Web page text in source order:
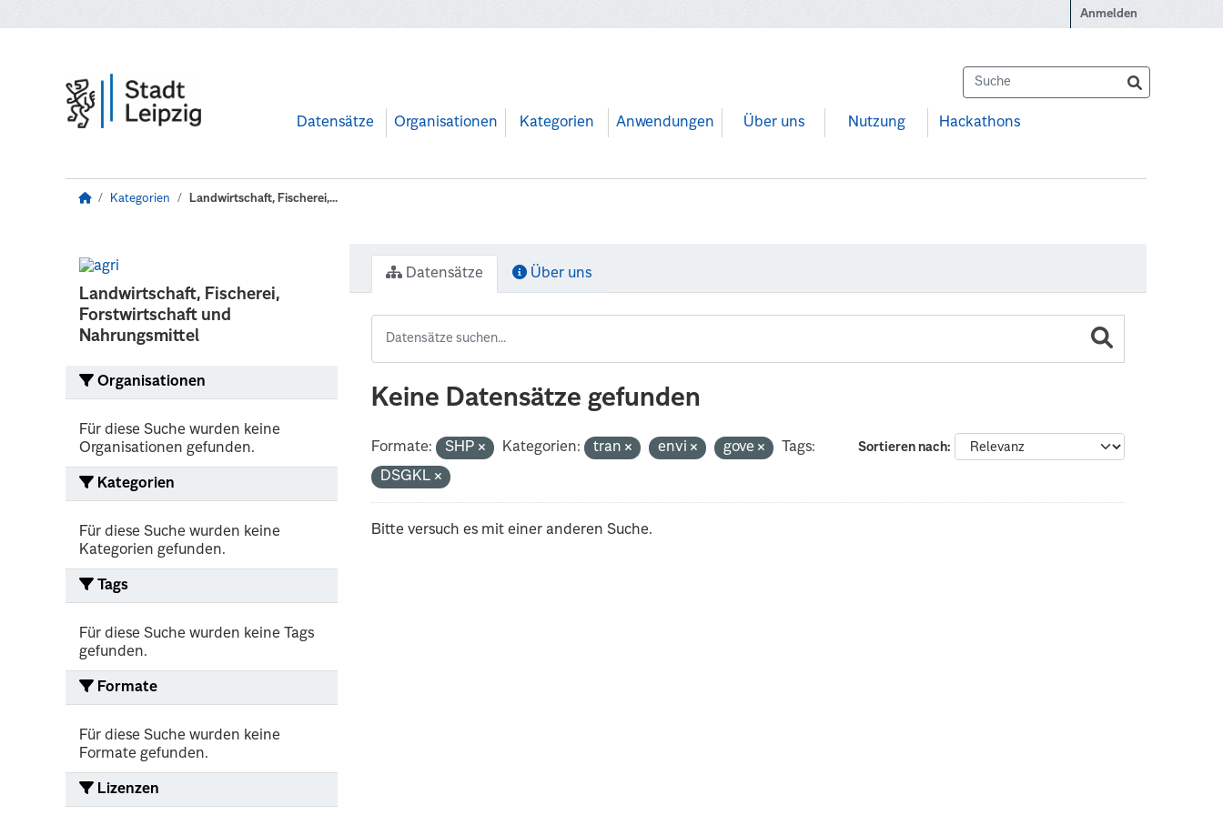
Anmelden
Datensätze Organisationen Kategorien Anwendungen Über uns Nutzung Hackathons
Kategorien Landwirtschaft, Fischerei,...
Landwirtschaft, Fischerei,
Forstwirtschaft und
Nahrungsmittel
Organisationen
Für diese Suche wurden keine
Organisationen gefunden.
Kategorien
Für diese Suche wurden keine
Kategorien gefunden.
Tags
Für diese Suche wurden keine Tags
gefunden.
Formate
Für diese Suche wurden keine
Formate gefunden.
Lizenzen
Datensätze Über uns
Keine Datensätze gefunden
Sortieren nach
Formate: SHP Kategorien: tran envi gove
Tags:
DSGKL
Bitte versuch es mit einer anderen Suche.